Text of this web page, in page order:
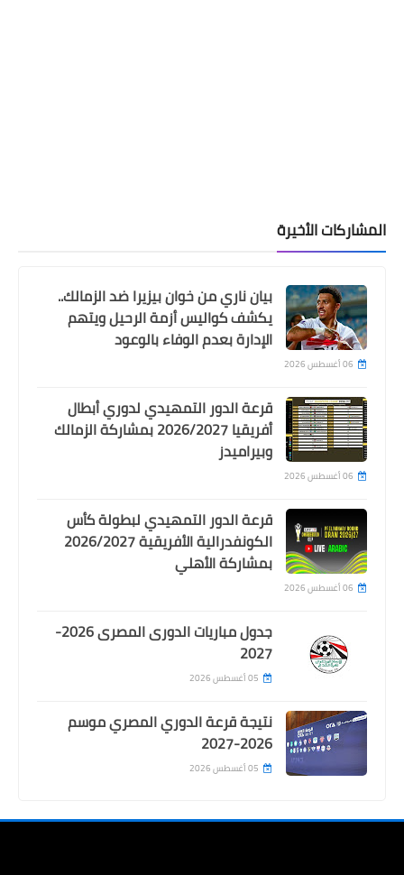
المشاركات الأخيرة
بيان ناري من خوان بيزيرا ضد الزمالك..
يكشف كواليس أزمة الرحيل ويتهم
الإدارة بعدم الوفاء بالوعود
06 أغسطس 2026
قرعة الدور التمهيدي لدوري أبطال
أفريقيا 2026/2027 بمشاركة الزمالك
وبيراميدز
06 أغسطس 2026
قرعة الدور التمهيدي لبطولة كأس
الكونفدرالية الأفريقية 2026/2027
بمشاركة الأهلي
06 أغسطس 2026
جدول مباريات الدورى المصرى 2026-
2027
05 أغسطس 2026
نتيجة قرعة الدوري المصري موسم
2026-2027
05 أغسطس 2026